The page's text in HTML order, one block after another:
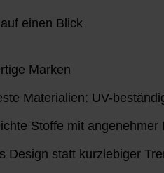
einen Blick
Marken
Materialien: UV-
Stoffe mit angenehmer
Design statt kurzlebiger